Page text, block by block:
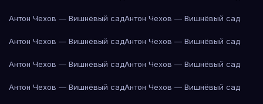
Антон Чехов — Вишнёвый садАнтон Чехов — Вишнёвый сад
Антон Чехов — Вишнёвый садАнтон Чехов — Вишнёвый сад
Антон Чехов — Вишнёвый садАнтон Чехов — Вишнёвый сад
Антон Чехов — Вишнёвый садАнтон Чехов — Вишнёвый сад